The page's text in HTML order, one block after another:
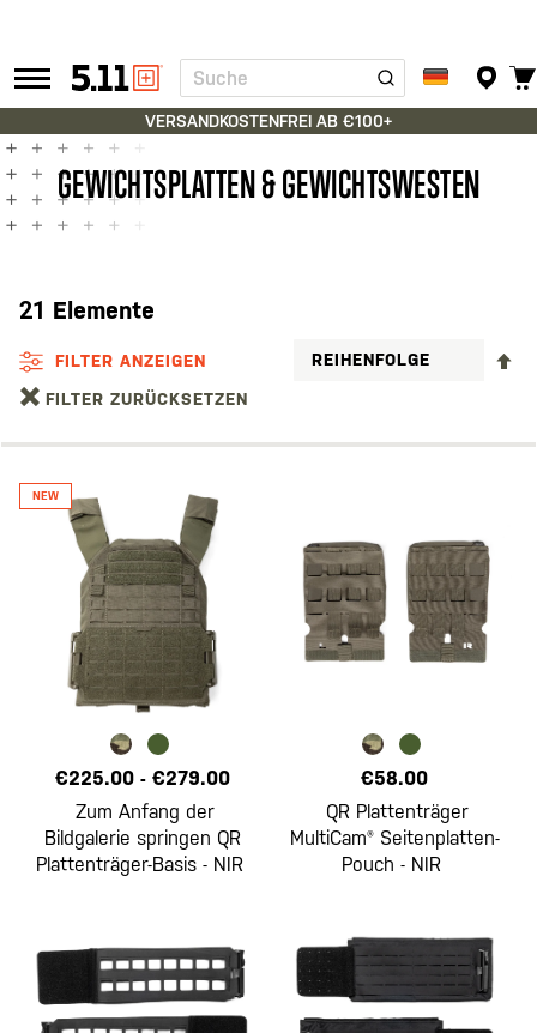
Tactical
Gear
Suche
VERSANDKOSTENFREI AB €100+
GEWICHTSPLATTEN & GEWICHTSWESTEN
21 Elemente
FILTER ANZEIGEN
FILTER ZURÜCKSETZEN
€225.00- €279.00
Zum Anfang der
Bildgalerie springen QR
Plattenträger-Basis - NIR
€58.00
QR Plattenträger
MultiCam® Seitenplatten-
Pouch - NIR